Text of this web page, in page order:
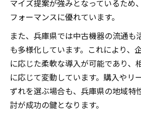
マイズ提案が強みとなっているため
フォーマンスに優れています。
また、兵庫県では中古機器の流通も
も多様化しています。これにより、
に応じた柔軟な導入が可能であり、
に応じて変動しています。購入やリ
ずれを選ぶ場合も、兵庫県の地域特
討が成功の鍵となります。